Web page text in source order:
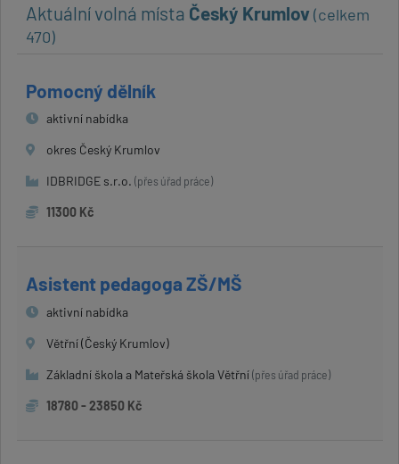
Aktuální volná místa Český Krumlov(celkem
470)
Pomocný dělník
aktivní nabídka
okres Český Krumlov
IDBRIDGE s.r.o. (přes úřad práce)
11300 Kč
Asistent pedagoga ZŠ/MŠ
aktivní nabídka
Větřní (Český Krumlov)
Základní škola a Mateřská škola Větřní (přes úřad práce)
18780 - 23850 Kč